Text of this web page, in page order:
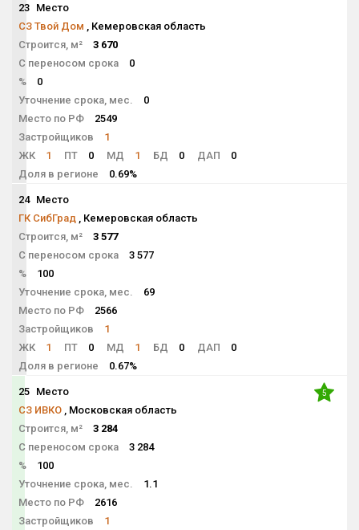
23 Место
СЗ Твой Дом , Кемеровская область
Строится, м²
3 670
С переносом срока
0
%
0
Уточнение срока, мес.
0
Место по РФ
2549
Застройщиков
1
ЖК
1 ПТ 0 МД 1 БД 0 ДАП
0
Доля в регионе
0.69%
24 Место
ГК СибГрад , Кемеровская область
Строится, м²
3 577
С переносом срока
3 577
%
100
Уточнение срока, мес.
69
Место по РФ
2566
Застройщиков
1
ЖК
1 ПТ 0 МД 1 БД 0 ДАП
0
Доля в регионе
0.67%
25 Место
СЗ ИВКО , Московская область
Строится, м²
3 284
С переносом срока
3 284
%
100
Уточнение срока, мес.
1.1
Место по РФ
2616
Застройщиков
1
5